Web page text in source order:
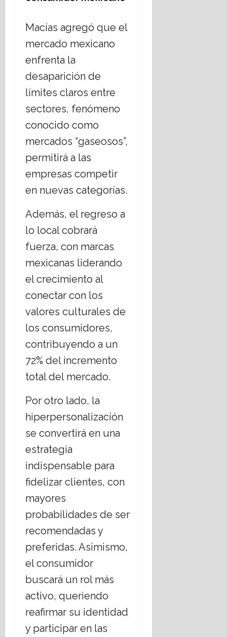
Macías agregó que el
mercado mexicano
enfrenta la
desaparición de
límites claros entre
sectores, fenómeno
conocido como
mercados “gaseosos”,
permitirá a las
empresas competir
en nuevas categorías.
Además, el regreso a
lo local cobrará
fuerza, con marcas
mexicanas liderando
el crecimiento al
conectar con los
valores culturales de
los consumidores,
contribuyendo a un
72% del incremento
total del mercado.
Por otro lado, la
hiperpersonalización
se convertirá en una
estrategia
indispensable para
fidelizar clientes, con
mayores
probabilidades de ser
recomendadas y
preferidas. Asimismo,
el consumidor
buscará un rol más
activo, queriendo
reafirmar su identidad
y participar en las